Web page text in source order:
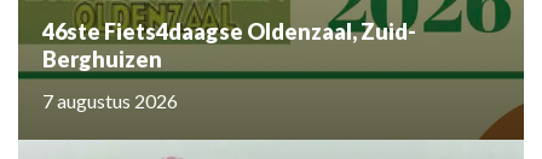
46ste Fiets4daagse Oldenzaal, Zuid-
Berghuizen
7 augustus 2026